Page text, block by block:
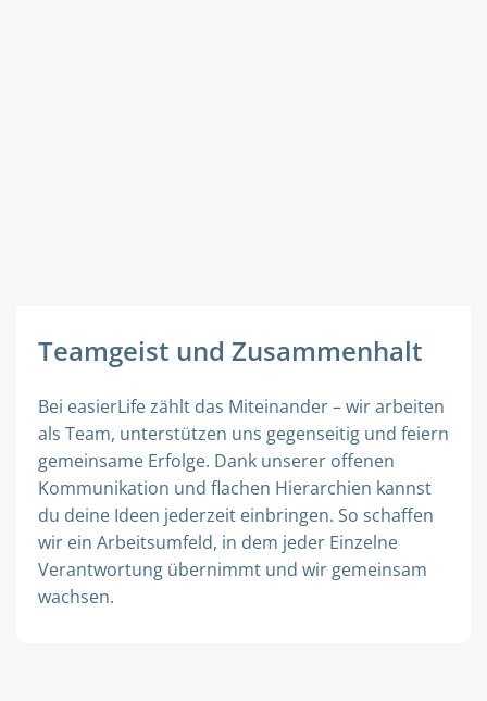
Teamgeist und Zusammenhalt
Bei easierLife zählt das Miteinander – wir arbeiten
als Team, unterstützen uns gegenseitig und feiern
gemeinsame Erfolge. Dank unserer offenen
Kommunikation und flachen Hierarchien kannst
du deine Ideen jederzeit einbringen. So schaffen
wir ein Arbeitsumfeld, in dem jeder Einzelne
Verantwortung übernimmt und wir gemeinsam
wachsen.